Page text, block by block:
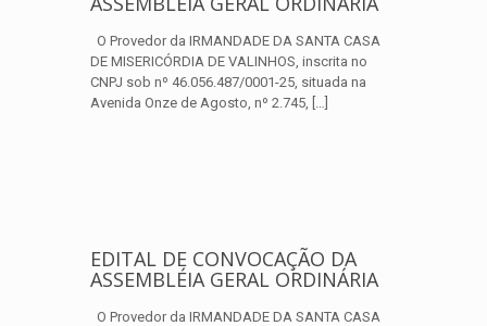
O Provedor da IRMANDADE DA SANTA CASA
DE MISERICÓRDIA DE VALINHOS, inscrita no
CNPJ sob nº 46.056.487/0001-25, situada na
Avenida Onze de Agosto, nº 2.745, […]
EDITAL DE CONVOCAÇÃO DA
ASSEMBLÉIA GERAL ORDINÁRIA
O Provedor da IRMANDADE DA SANTA CASA